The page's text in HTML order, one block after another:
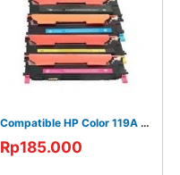
Compatible HP Color 119A W2090A W2091A W2092A W2093A
Rp185.000